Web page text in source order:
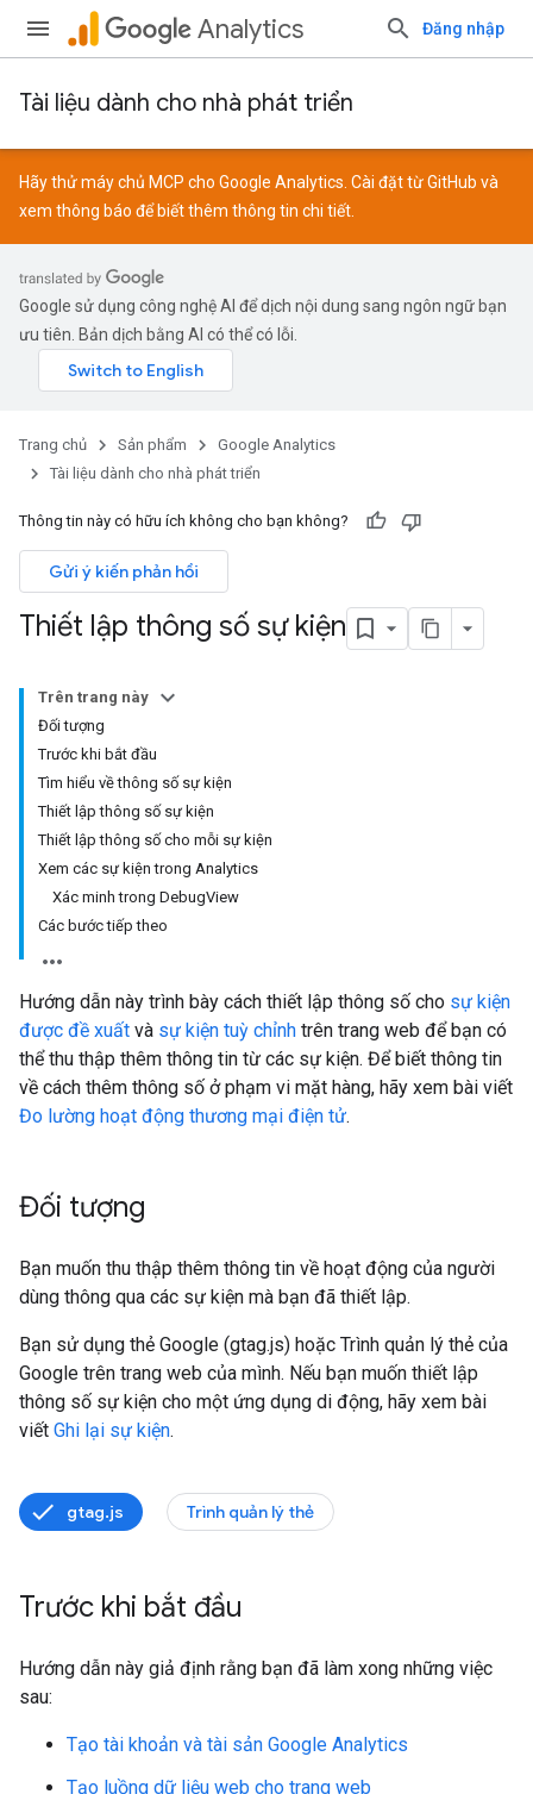
Analytics Đăng nhập
Tài liệu dành cho nhà phát triển
Hãy thử máy chủ MCP cho Google Analytics. Cài đặt từGitHub và
xem thông báo để biết thêm thông tin chi tiết.
Google sử dụng công nghệ AI để dịch nội dung sang ngôn ngữ bạn
ưu tiên. Bản dịch bằng AI có thể có lỗi.
Trang chủ Sản phẩm
Google Analytics
Tài liệu dành cho nhà phát triển
Thông tin này có hữu ích không cho bạn không?
Gửi ý kiến phản hồi
Thiết lập thông số sự kiện
Trên trang này
Đối tượng
Trước khi bắt đầu
Tìm hiểu về thông số sự kiện
Thiết lập thông số sự kiện
Thiết lập thông số cho mỗi sự kiện
Xem các sự kiện trong Analytics
Xác minh trong DebugView
Các bước tiếp theo
Hướng dẫn này trình bày cách thiết lập thông số cho sự kiện
được đề xuất và sự kiện tuỳ chỉnh trên trang web để bạn có
thể thu thập thêm thông tin từ các sự kiện. Để biết thông tin
về cách thêm thông số ở phạm vi mặt hàng, hãy xem bài viết
Đo lường hoạt động thương mại điện tử.
Đối tượng
Bạn muốn thu thập thêm thông tin về hoạt động của người
dùng thông qua các sự kiện mà bạn đã thiết lập.
Bạn sử dụng thẻ Google (gtag.js) hoặc Trình quản lý thẻ của
Google trên trang web của mình. Nếu bạn muốn thiết lập
thông số sự kiện cho một ứng dụng di động, hãy xem bài
viết Ghi lại sự kiện.
gtag.js Trình quản lý thẻ
Trước khi bắt đầu
Hướng dẫn này giả định rằng bạn đã làm xong những việc
sau:
Tạo tài khoản và tài sản Google Analytics
Tạo luồng dữ liệu web cho trang web